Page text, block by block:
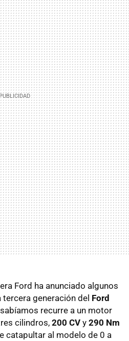
Ford ha anunciado algunos
generación del Ford
recurre a un motor
cilindros,200 CV y 290 Nm
catapultar al modelo de 0 a